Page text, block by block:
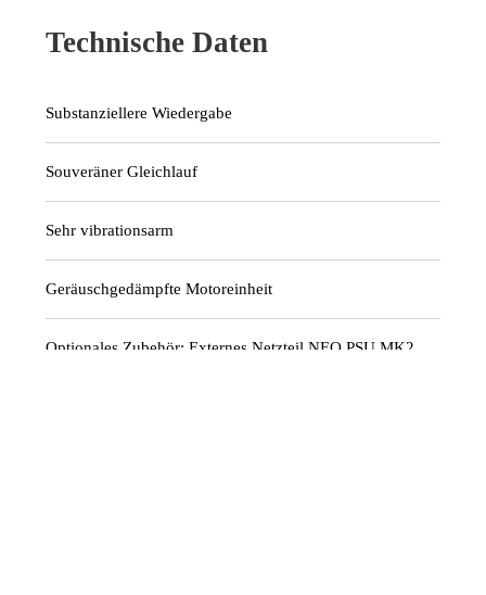
Technische Daten
Substanziellere Wiedergabe
Souveräner Gleichlauf
Sehr vibrationsarm
Geräuschgedämpfte Motoreinheit
Optionales Zubehör: Externes Netzteil NEO PSU MK2